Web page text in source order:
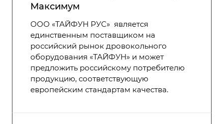
Максимум
ООО «ТАЙФУН РУС» является
единственным поставщиком на
российский рынок дровокольного
оборудования «ТАЙФУН» и может
предложить российскому потребителю
продукцию, соответствующую
европейским стандартам качества.